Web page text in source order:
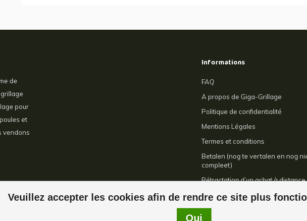
Veuillez accepter les cookies afin de rendre ce site plus
Oui
de
pour
et
vendons
Informations
FAQ
A propos de Giga-Grillage
Politique de confidentialité
Mentions Légales
Termes et conditions
Betalen (nog te vertalen en nog
compleet)
Rétractation d’un achat à distance
Contact